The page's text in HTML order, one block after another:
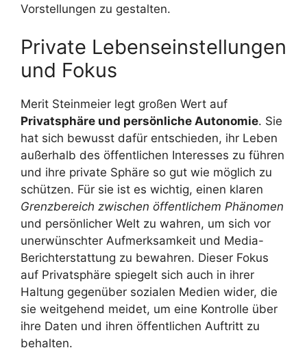
Vorstellungen zu gestalten.
Private Lebenseinstellungen
und Fokus
Merit Steinmeier legt großen Wert auf
Privatsphäre und persönliche Autonomie. Sie
hat sich bewusst dafür entschieden, ihr Leben
außerhalb des öffentlichen Interesses zu führen
und ihre private Sphäre so gut wie möglich zu
schützen. Für sie ist es wichtig, einen klaren
Grenzbereich zwischen öffentlichem Phänomen
und persönlicher Welt zu wahren, um sich vor
unerwünschter Aufmerksamkeit und Media-
Berichterstattung zu bewahren. Dieser Fokus
auf Privatsphäre spiegelt sich auch in ihrer
Haltung gegenüber sozialen Medien wider, die
sie weitgehend meidet, um eine Kontrolle über
ihre Daten und ihren öffentlichen Auftritt zu
behalten.